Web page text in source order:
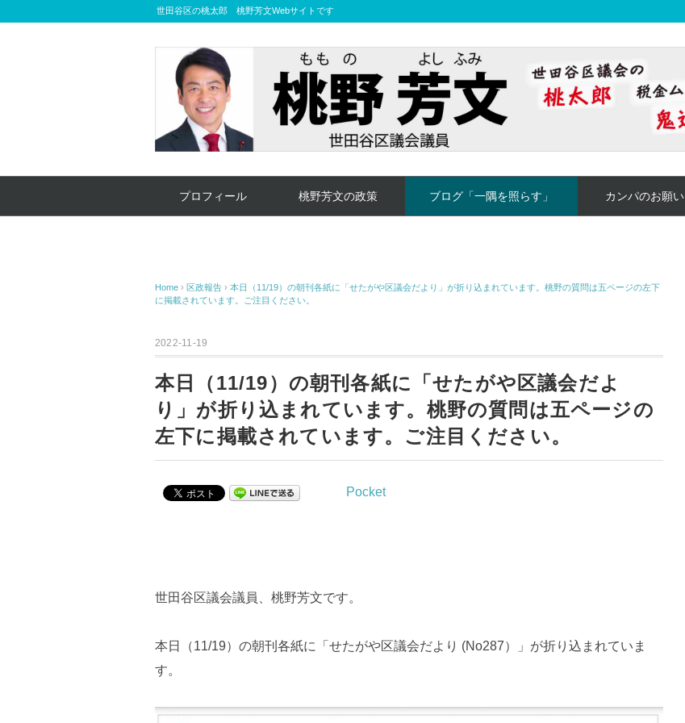
世田谷区の桃太郎 桃野芳文Webサイトです
プロフィール 桃野芳文の政策 ブログ「一隅を照らす」 カンパのお願い
Home › 区政報告 › 本日（11/19）の朝刊各紙に「せたがや区議会だより」が折り込まれています。桃野の質問は五ページの左下
に掲載されています。ご注目ください。
2022-11-19
本日（11/19）の朝刊各紙に「せたがや区議会だよ
り」が折り込まれています。桃野の質問は五ページの
左下に掲載されています。ご注目ください。
Pocket
世田谷区議会議員、桃野芳文です。
本日（11/19）の朝刊各紙に「せたがや区議会だより (No287）」が折り込まれていま
す。